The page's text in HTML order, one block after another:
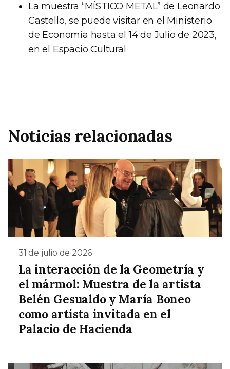
La muestra “MÍSTICO METAL” de Leonardo
Castello, se puede visitar en el Ministerio
de Economía hasta el 14 de Julio de 2023,
en el Espacio Cultural
Noticias relacionadas
31 de julio de 2026
La interacción de la Geometría y
el mármol: Muestra de la artista
Belén Gesualdo y María Boneo
como artista invitada en el
Palacio de Hacienda